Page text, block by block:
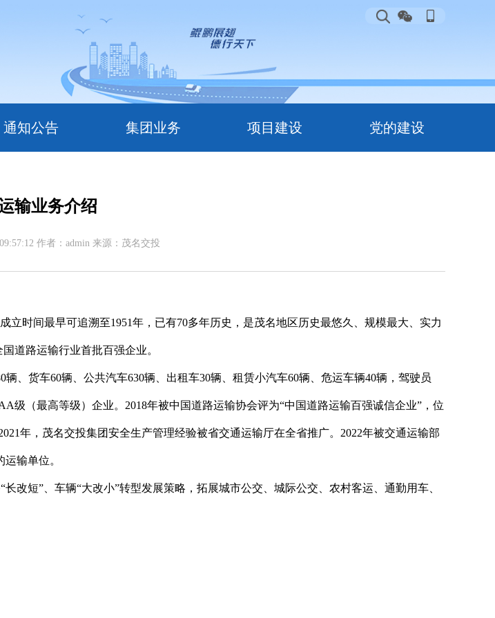
通知公告 集团业务 项目建设 党的建设
输业务介绍
作者：admin 来源：茂名交投
立时间最早可追溯至1951年，已有70多年历史，是茂名地区历史最悠久、规模最大、实力
道路运输行业首批百强企业。
辆、货车60辆、公共汽车630辆、出租车30辆、租赁小汽车60辆、危运车辆40辆，驾驶员
级（最高等级）企业。 2018年被中国道路运输协会评为“中国道路运输百强诚信企业” ，位
年，茂名交投集团安全生产管理经验被省交通运输厅在全省推广。 2022年被交通运输部
输单位。
“长改短” 、车辆“大改小”转型发展策略，拓展城市公交、城际公交、农村客运、通勤用车、